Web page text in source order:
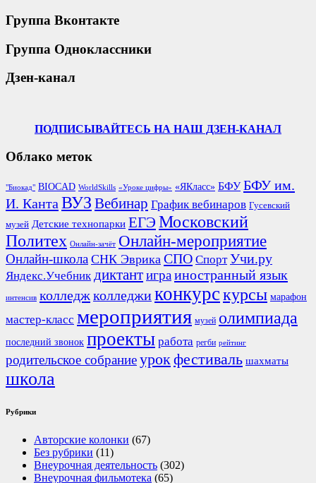
Группа Вконтакте
Группа Одноклассники
Дзен-канал
ПОДПИСЫВАЙТЕСЬ НА НАШ ДЗЕН-КАНАЛ
Облако меток
"Биокад" BIOCAD WorldSkills «Уроке цифры» «ЯКласс» БФУ БФУ им.
И. КантаВУЗ Вебинар График вебинаров Гусевский
музей Детские технопарки ЕГЭ Московский
Политех Онлайн-зачёт Онлайн-мероприятие
Онлайн-школа СНК Эврика СПО Спорт Учи.ру
Яндекс.Учебник диктантиграиностранный язык
интенсив колледжколледжиконкурскурсы марафон
мастер-класс мероприятия музей олимпиада
последний звонок проекты работа регби рейтинг
родительское собраниеурокфестиваль шахматы
школа
Рубрики
Авторские колонки (67)
Без рубрики (11)
Внеурочная деятельность (302)
Внеурочная фильмотека (65)